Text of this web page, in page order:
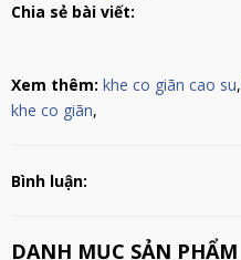
Chia sẻ bài viết:
Xem thêm: khe co giãn cao su,
khe co giãn,
Bình luận:
DANH MỤC SẢN PHẨM